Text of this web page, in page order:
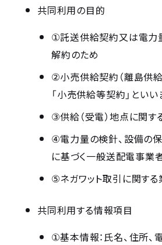
共同利用の目的
①託送供給契約又は電力
解約のため
②小売供給契約（離島供
「小売供給等契約」といい
③供給（受電）地点に関
④電力量の検針、設備の
に基づく一般送配電事業
⑤ネガワット取引に関す
共同利用する情報項目
①基本情報：氏名、住所